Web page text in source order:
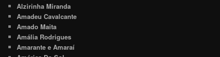
Alzirinha Miranda
Amadeu Cavalcante
Amado Maita
Amália Rodrigues
Amarante e Amaraí